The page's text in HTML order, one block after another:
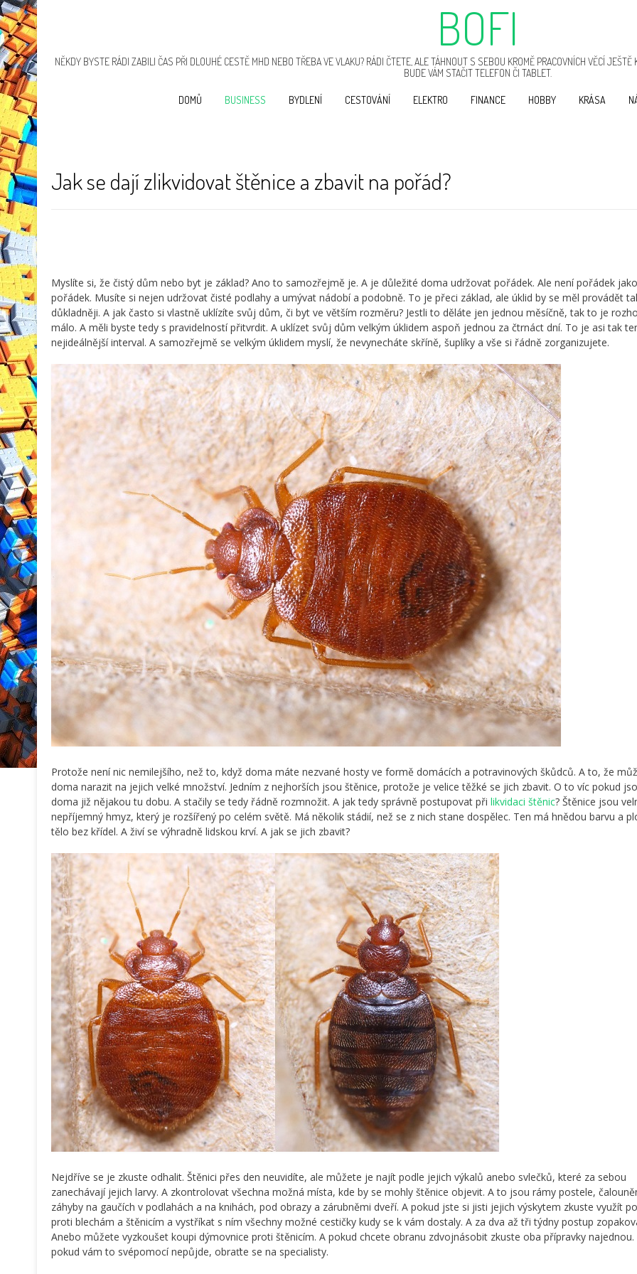
BOFI
NĚKDY BYSTE RÁDI ZABILI ČAS PŘI DLOUHÉ CESTĚ MHD NEBO TŘEBA VE VLAKU? RÁDI ČTETE, ALE TÁHNOUT S SEBOU KROMĚ PRACOVNÍCH VĚCÍ
BUDE VÁM STAČIT TELEFON ČI TABLET.
DOMŮ BUSINESS BYDLENÍ CESTOVÁNÍ ELEKTRO FINANCE HOBBY KRÁSA
Jak se dají zlikvidovat štěnice a zbavit na pořád?
Myslíte si, že čistý dům nebo byt je základ? Ano to samozřejmě je. A je důležité doma udržovat pořádek. Ale není pořádek jako
pořádek. Musíte si nejen udržovat čisté podlahy a umývat nádobí a podobně. To je přeci základ, ale úklid by se měl provádět
důkladněji. A jak často si vlastně uklízíte svůj dům, či byt ve větším rozměru? Jestli to děláte jen jednou měsíčně, tak to je
málo. A měli byste tedy s pravidelností přitvrdit. A uklízet svůj dům velkým úklidem aspoň jednou za čtrnáct dní. To je asi tak
nejideálnější interval. A samozřejmě se velkým úklidem myslí, že nevynecháte skříně, šuplíky a vše si řádně zorganizujete.
Protože není nic nemilejšího, než to, když doma máte nezvané hosty ve formě domácích a potravinových škůdců. A to, že
doma narazit na jejich velké množství. Jedním z nejhorších jsou štěnice, protože je velice těžké se jich zbavit. O to víc pokud
doma již nějakou tu dobu. A stačily se tedy řádně rozmnožit. A jak tedy správně postupovat při likvidaci štěnic? Štěnice jsou
nepříjemný hmyz, který je rozšířený po celém světě. Má několik stádií, než se z nich stane dospělec. Ten má hnědou barvu a
tělo bez křídel. A živí se výhradně lidskou krví. A jak se jich zbavit?
Nejdříve se je zkuste odhalit. Štěnici přes den neuvidíte, ale můžete je najít podle jejich výkalů anebo svlečků, které za sebou
zanechávají jejich larvy. A zkontrolovat všechna možná místa, kde by se mohly štěnice objevit. A to jsou rámy postele,
záhyby na gaučích v podlahách a na knihách, pod obrazy a zárubněmi dveří. A pokud jste si jisti jejich výskytem zkuste využít
proti blechám a štěnicím a vystříkat s ním všechny možné cestičky kudy se k vám dostaly. A za dva až tři týdny postup
Anebo můžete vyzkoušet koupi dýmovnice proti štěnicím. A pokud chcete obranu zdvojnásobit zkuste oba přípravky najednou.
pokud vám to svépomocí nepůjde, obraťte se na specialisty.